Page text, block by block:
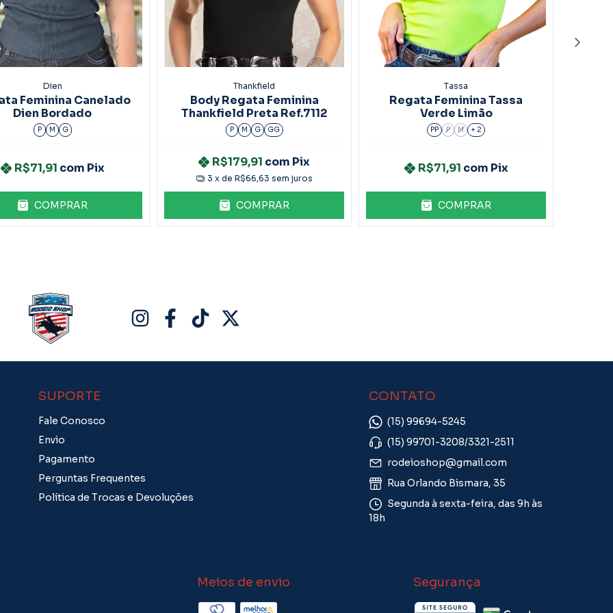
Dien
Feminina Canelado
Dien Bordado
P M G
R$71,91 com Pix
COMPRAR
Thankfield
Body Regata Feminina
Thankfield Preta Ref.7112
P M G GG
R$179,91 com Pix
3 x de R$66,63 sem juros
COMPRAR
Tassa
Regata Feminina Tassa
Verde Limão
PP P M + 2
R$71,91 com Pix
COMPRAR
SUPORTE
Fale Conosco
Envio
Pagamento
Perguntas Frequentes
Política de Trocas e Devoluções
CONTATO
(15) 99694-5245
(15) 99701-3208/3321-2511
rodeioshop@gmail.com
Rua Orlando Bismara, 35
Segunda à sexta-feira, das 9h às
18h
Meios de envio Segurança